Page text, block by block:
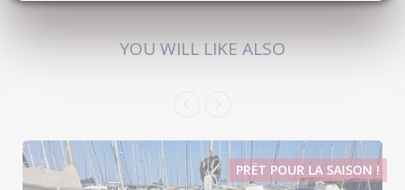
YOU WILL LIKE ALSO
PRËT POUR LA SAISON !